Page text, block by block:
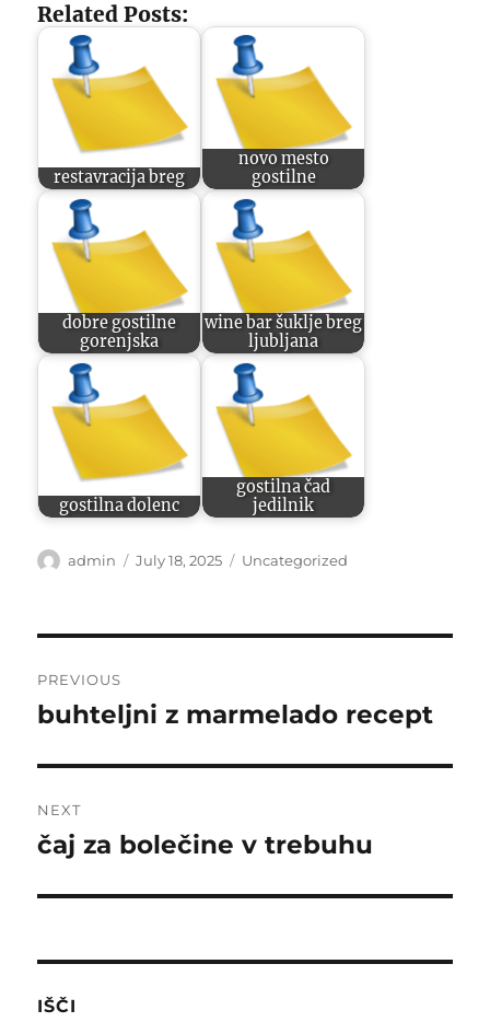
Related Posts:
restavracija breg
novo mesto
gostilne
dobre gostilne
gorenjska
wine bar šuklje breg
ljubljana
gostilna dolenc
gostilna čad
jedilnik
Author
admin
Posted
July 18, 2025 Categories
Uncategorized
navigation
PREVIOUS
Previous
buhteljni z marmelado recept
NEXT
Next
čaj za bolečine v trebuhu
IŠČI